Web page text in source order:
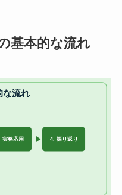
基本的な流れ